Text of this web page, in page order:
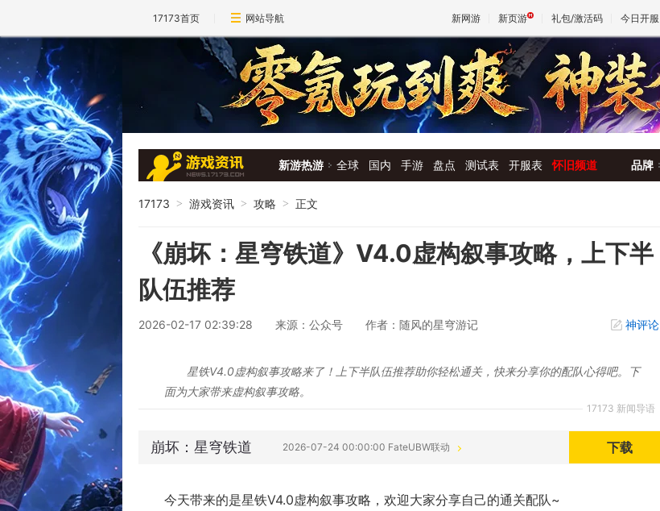
17173首页 网站导航 新网游 新页游 礼包/激活码 今日开服
新游热游 全球 国内 手游 盘点 测试表 开服表 怀旧频道 品牌
17173 > 游戏资讯 > 攻略 > 正文
《崩坏：星穹铁道》V4.0虚构叙事攻略，上下半
队伍推荐
2026-02-17 02:39:28 来源：公众号 作者：随风的星穹游记 神评论
17173 新闻导语
星铁V4.0虚构叙事攻略来了！上下半队伍推荐助你轻松通关，快来分享你的配队心得吧。下
面为大家带来虚构叙事攻略。
崩坏：星穹铁道 2026-07-24 00:00:00 FateUBW联动 下载
今天带来的是星铁V4.0虚构叙事攻略，欢迎大家分享自己的通关配队~